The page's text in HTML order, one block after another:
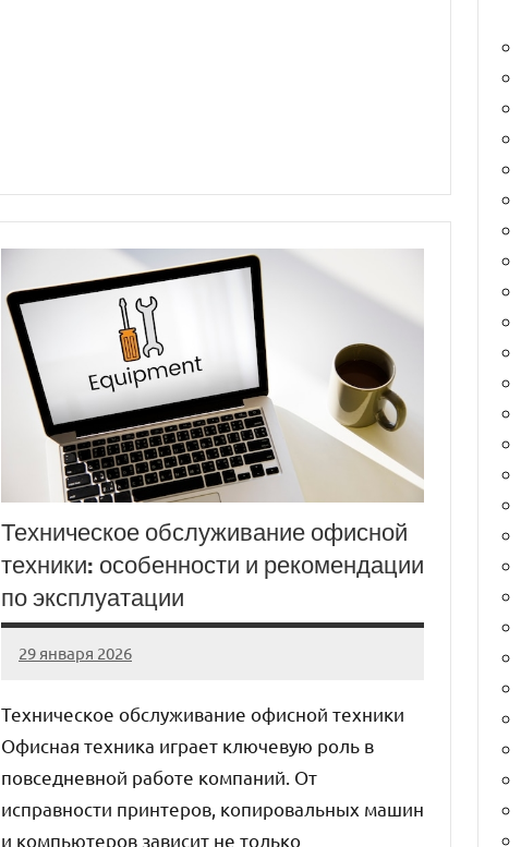
Техническое обслуживание офисной
техники: особенности и рекомендации
по эксплуатации
29 января 2026
Avtor
Нет
Техническое обслуживание офисной техники
Офисная техника играет ключевую роль в
повседневной работе компаний. От
исправности принтеров, копировальных машин
и компьютеров зависит не только